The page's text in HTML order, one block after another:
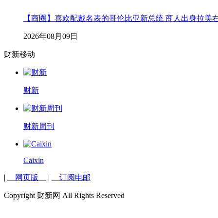
【商圈】喜欢配戴名表的哥伦比亚新总统 商人出身拉美
2026年08月09日
财新移动
财新
财新周刊
Caixin
| 网页版 | 订阅电邮
Copyright 财新网 All Rights Reserved